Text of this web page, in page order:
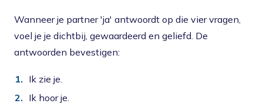
Wanneer je partner 'ja' antwoordt op die vier vragen,
voel je je dichtbij, gewaardeerd en geliefd. De
antwoorden bevestigen:
Ik zie je.
Ik hoor je.